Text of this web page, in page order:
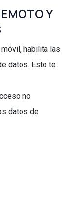
Y
habilita las
datos. Esto te
no
datos de